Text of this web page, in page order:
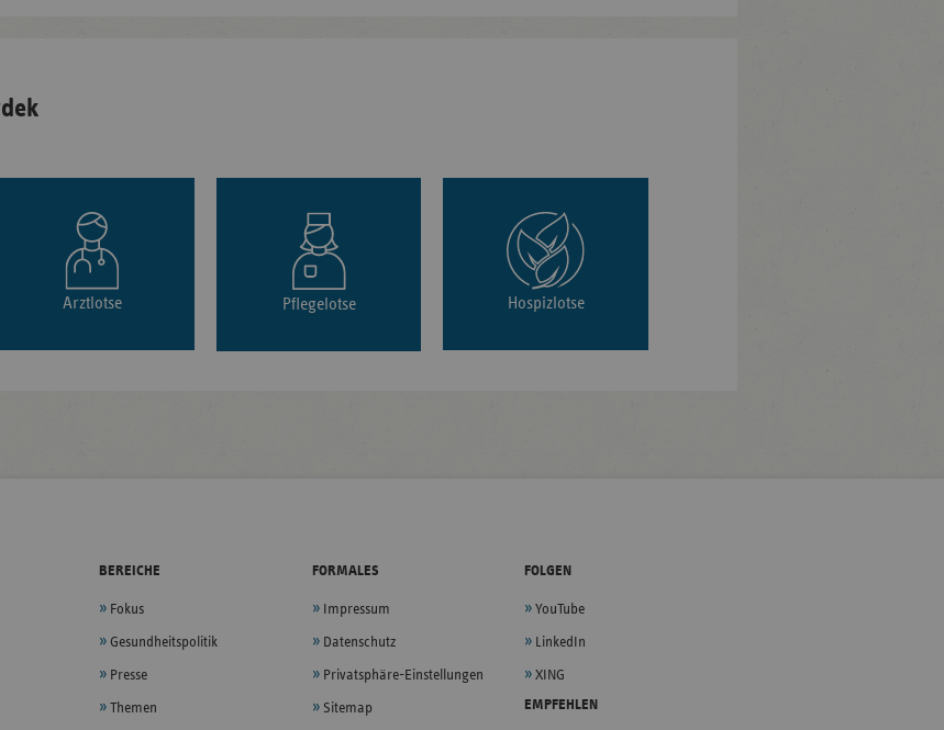
Arztlotse Pflegelotse Hospizlotse
BEREICHE
Fokus
Gesundheitspolitik
Presse
Themen
FORMALES
Impressum
Datenschutz
Privatsphäre-Einstellungen
Sitemap
FOLGEN
YouTube
LinkedIn
XING
EMPFEHLEN